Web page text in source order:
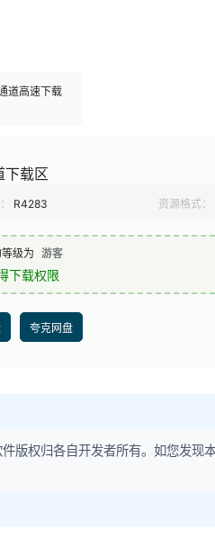
道高速下载
下载区
R4283 资源格式：
级为 游客
下载权限
夸克网盘
版权归各自开发者所有。如您发现